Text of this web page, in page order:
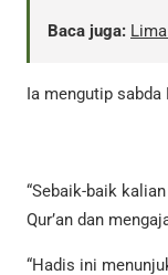
Baca juga:
Ia mengutip sabda
“Sebaik-baik
Qur’an dan
“Hadis ini